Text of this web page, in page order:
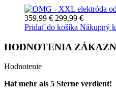
359,99 € 299,99 €
Pridať do košíka Nákupný
HODNOTENIA
Hodnotenie
Hat mehr als 5 Sterne verdient!